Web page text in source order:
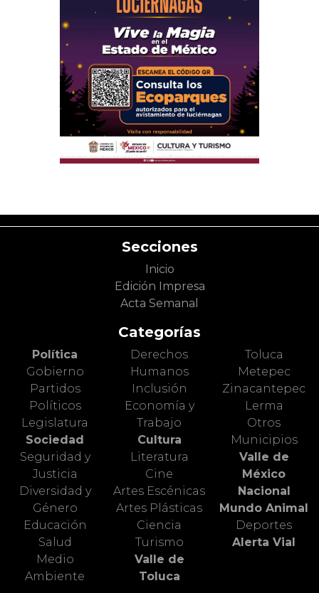
Secciones
Inicio
Edición Impresa
Acta Semanal
Categorías
Política
Gobierno
Partidos
Políticos
Legislatura
Sociedad
Seguridad y
Justicia
Diversidad y
Género
Educación
Salud
Medio
Ambiente
Derechos
Humanos
Inclusión
Economía y
Trabajo
Cultura
Literatura
Cine
Artes Escénicas
Artes Plásticas
Ciencia
Turismo
Valle de
Toluca
Toluca
Metepec
Zinacantepec
Lerma
Otros
Municipios
Valle de
México
Nacional
Mundo Animal
Deportes
Alerta Vial